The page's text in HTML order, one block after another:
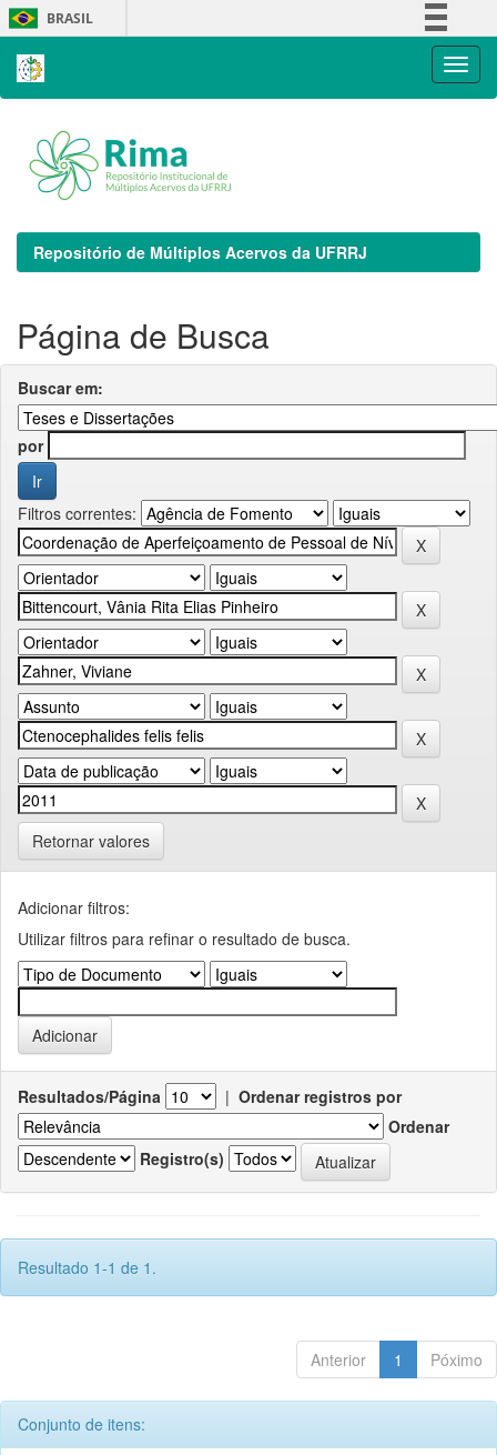
Skip
navigation
BRASIL
Repositório de Múltiplos Acervos da UFRRJ
Página de Busca
Buscar em:
por
Filtros correntes:
Retornar valores
Adicionar filtros:
Utilizar filtros para refinar o resultado de busca.
Resultados/Página | Ordenar registros por
Ordenar
Registro(s)
Resultado 1-1 de 1.
Anterior 1 Póximo
Conjunto de itens: